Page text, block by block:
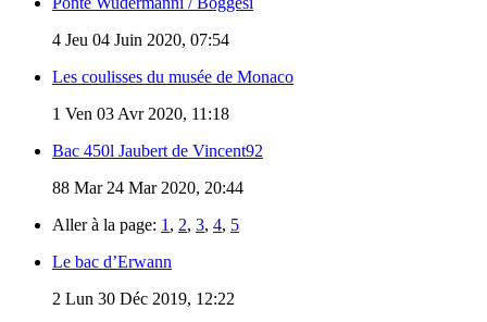
4 Jeu 04 Juin 2020, 07:54
Les coulisses du musée de Monaco
1 Ven 03 Avr 2020, 11:18
Bac 450l Jaubert de Vincent92
88 Mar 24 Mar 2020, 20:44
Aller à la page: 1 , 2, 3, 4, 5
Le bac d’Erwann
2 Lun 30 Déc 2019, 12:22